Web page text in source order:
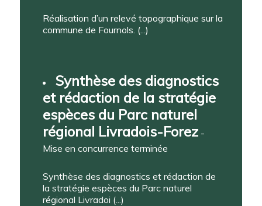
Réalisation d’un relevé topographique sur la
commune de Fournols. (...)
Synthèse des diagnostics
et rédaction de la stratégie
espèces du Parc naturel
régional Livradois-Forez-
Mise en concurrence terminée
Synthèse des diagnostics et rédaction de
la stratégie espèces du Parc naturel
régional Livradoi (...)